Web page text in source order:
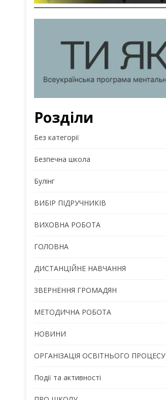
Розділи
Без категорії
Безпечна школа
Булінг
ВИБІР ПІДРУЧНИКІВ
ВИХОВНА РОБОТА
ГОЛОВНА
ДИСТАНЦІЙНЕ НАВЧАННЯ
ЗВЕРНЕННЯ ГРОМАДЯН
МЕТОДИЧНА РОБОТА
НОВИНИ
ОРГАНІЗАЦІЯ ОСВІТНЬОГО ПРОЦЕСУ
Події та активності